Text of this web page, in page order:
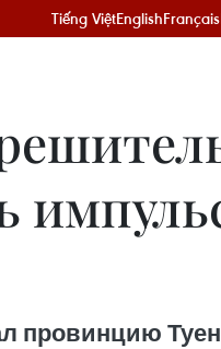
Tiếng ViệtEnglishFrançais
провинцию